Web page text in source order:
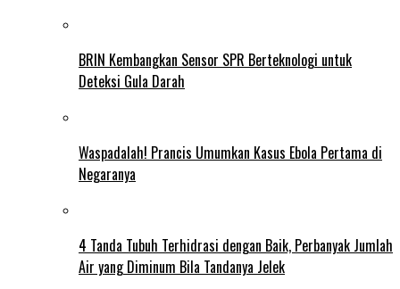
BRIN Kembangkan Sensor SPR Berteknologi untuk
Deteksi Gula Darah
Waspadalah! Prancis Umumkan Kasus Ebola Pertama di
Negaranya
4 Tanda Tubuh Terhidrasi dengan Baik, Perbanyak Jumlah
Air yang Diminum Bila Tandanya Jelek